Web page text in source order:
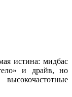
истина: мидбас
и драйв, но